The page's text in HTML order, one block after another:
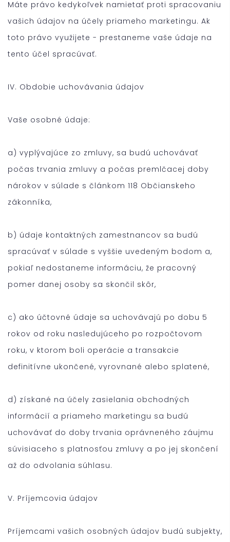
Máte právo kedykoľvek namietať proti spracovaniu
vašich údajov na účely priameho marketingu. Ak
toto právo využijete - prestaneme vaše údaje na
tento účel spracúvať.
IV. Obdobie uchovávania údajov
Vaše osobné údaje:
a) vyplývajúce zo zmluvy, sa budú uchovávať
počas trvania zmluvy a počas premlčacej doby
nárokov v súlade s článkom 118 Občianskeho
zákonníka,
b) údaje kontaktných zamestnancov sa budú
spracúvať v súlade s vyššie uvedeným bodom a,
pokiaľ nedostaneme informáciu, že pracovný
pomer danej osoby sa skončil skôr,
c) ako účtovné údaje sa uchovávajú po dobu 5
rokov od roku nasledujúceho po rozpočtovom
roku, v ktorom boli operácie a transakcie
definitívne ukončené, vyrovnané alebo splatené,
d) získané na účely zasielania obchodných
informácií a priameho marketingu sa budú
uchovávať do doby trvania oprávneného záujmu
súvisiaceho s platnosťou zmluvy a po jej skončení
až do odvolania súhlasu.
V. Príjemcovia údajov
Príjemcami vašich osobných údajov budú subjekty,